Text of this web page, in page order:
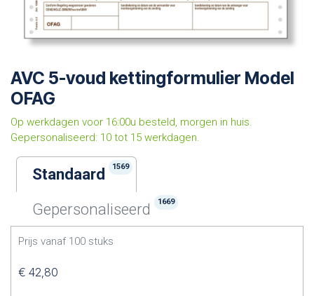
AVC 5-voud kettingformulier Model
OFAG
Op werkdagen voor 16:00u besteld, morgen in huis.
Gepersonaliseerd: 10 tot 15 werkdagen.
Standaard 1569
Gepersonaliseerd 1669
Prijs vanaf 100 stuks
€ 42,80